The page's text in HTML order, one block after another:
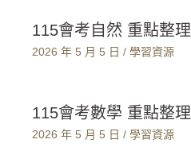
115會考自然 重點整理
2026 年 5 月 5 日 / 學習資源
115會考數學 重點整理
2026 年 5 月 5 日 / 學習資源